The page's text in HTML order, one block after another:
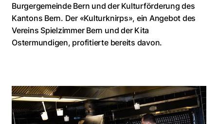
Burgergemeinde Bern und der Kulturförderung des
Kantons Bern. Der «Kulturknirps», ein Angebot des
Vereins Spielzimmer Bern und der Kita
Ostermundigen, profitierte bereits davon.